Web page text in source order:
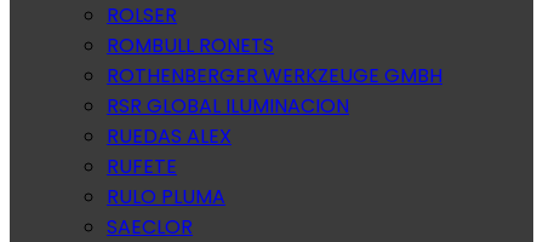
ROLSER
ROMBULL RONETS
ROTHENBERGER WERKZEUGE GMBH
RSR GLOBAL ILUMINACION
RUEDAS ALEX
RUFETE
RULO PLUMA
SAECLOR